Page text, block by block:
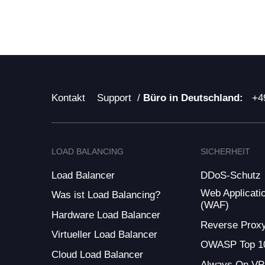
Kontakt Support / Büro in Deutschland:
LOAD BALANCING
Load Balancer
Was ist Load Balancing?
Hardware Load Balancer
Virtueller Load Balancer
Cloud Load Balancer
SICHERHEIT
DDoS-Schutz
Web
(WAF)
Reverse
OWASP Top